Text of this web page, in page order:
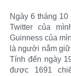
Ngày 6 tháng 10
Twitter của
Guinness của
là người nắm
Tính đến ngày
được 1691